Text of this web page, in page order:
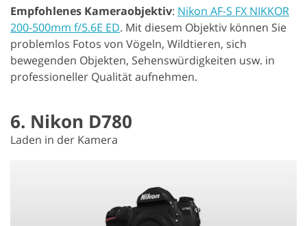
Empfohlenes Kameraobjektiv: Nikon AF-S FX NIKKOR
200-500mm f/5.6E ED. Mit diesem Objektiv können Sie
problemlos Fotos von Vögeln, Wildtieren, sich
bewegenden Objekten, Sehenswürdigkeiten usw. in
professioneller Qualität aufnehmen.
6. Nikon D780
Laden in der Kamera